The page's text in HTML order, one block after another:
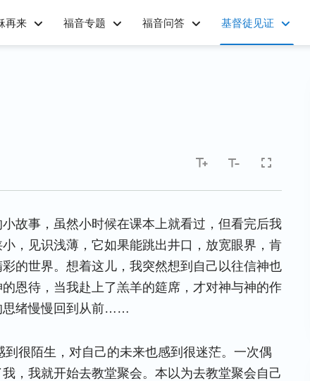
再来 福音专题 福音问答 基督徒见证
故事，虽然小时候在课本上就看过，但看完后我
，见识浅薄，它如果能跳出井口，放宽眼界，肯
的世界。想着这儿，我突然想到自己以往信神也
恩待，当我赴上了羔羊的筵席，才对神与神的作
思绪慢慢回到从前……
很陌生，对自己的未来也感到很迷茫。一次偶
，我就开始去教堂聚会。本以为去教堂聚会自己